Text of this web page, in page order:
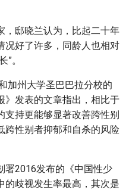
，邸晓兰认为，比起二十年
况好了许多，同龄人也相对
。
加州大学圣巴巴拉分校的
》发表的文章指出，相比于
支持更能够显著改善跨性别
跨性别者抑郁和自杀的风险
署2016发布的《中国性少
的歧视发生率最高，其次是